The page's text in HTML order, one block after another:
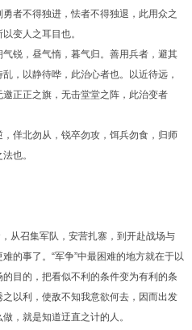
者不得独进，怯者不得独退，此用众之
变人之耳目也。
锐，昼气惰，暮气归。善用兵者，避其
，以静待哗，此治心者也。以近待远，
正正之旗，无击堂堂之阵，此治变者
佯北勿从，锐卒勿攻，饵兵勿食，归师
也。
从召集军队，安营扎寨，到开赴战场与
的事了。“军争”中最困难的地方就在于以
目的，把看似不利的条件变为有利的条
以利，使敌不知我意欲何去，因而出发
，就是知道迂直之计的人。